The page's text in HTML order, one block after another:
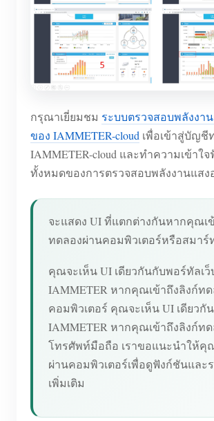
กรุณาเยี่ยมชม ระบบตรวจสอบพลังงา
ของ IAMMETER-cloud เพื่อเข้าสู่บัญชี
IAMMETER-cloud และทำความเข้าใ
ทั้งหมดของการตรวจสอบพลังงานแสง
จะแสดง UI ที่แตกต่างกันหากคุณเ
ทดลองผ่านคอมพิวเตอร์หรือสมาร์
คุณจะเห็น UI เดียวกันกับพอร์ทัลเว็
IAMMETER หากคุณเข้าถึงลิงก์ท
คอมพิวเตอร์ คุณจะเห็น UI เดียวกั
IAMMETER หากคุณเข้าถึงลิงก์ท
โทรศัพท์มือถือ เราขอแนะนำให้คุ
ผ่านคอมพิวเตอร์เพื่อดูฟังก์ชันและ
เพิ่มเติม